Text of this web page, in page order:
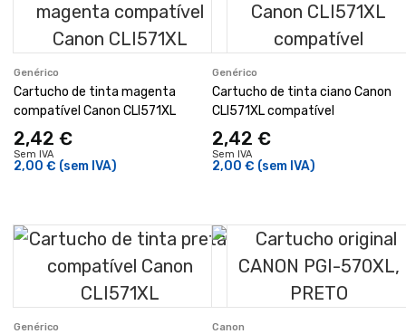
Genérico
Cartucho de tinta magenta
compatível Canon CLI571XL
2,42 €
Sem IVA
2,00 € (sem IVA)
Genérico
Cartucho de tinta ciano Canon
CLI571XL compatível
2,42 €
Sem IVA
2,00 € (sem IVA)
Genérico Canon